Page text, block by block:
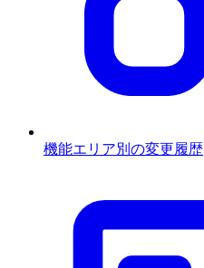
機能エリア別の変更履歴